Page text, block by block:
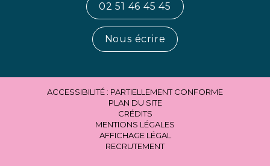
02 51 46 45 45
Nous écrire
ACCESSIBILITÉ : PARTIELLEMENT CONFORME
PLAN DU SITE
CRÉDITS
MENTIONS LÉGALES
AFFICHAGE LÉGAL
RECRUTEMENT